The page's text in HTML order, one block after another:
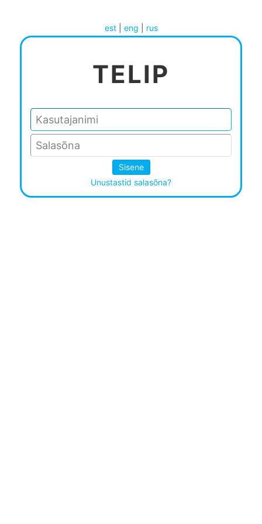
est| eng rus
TELIP
Unustastid salasõna?